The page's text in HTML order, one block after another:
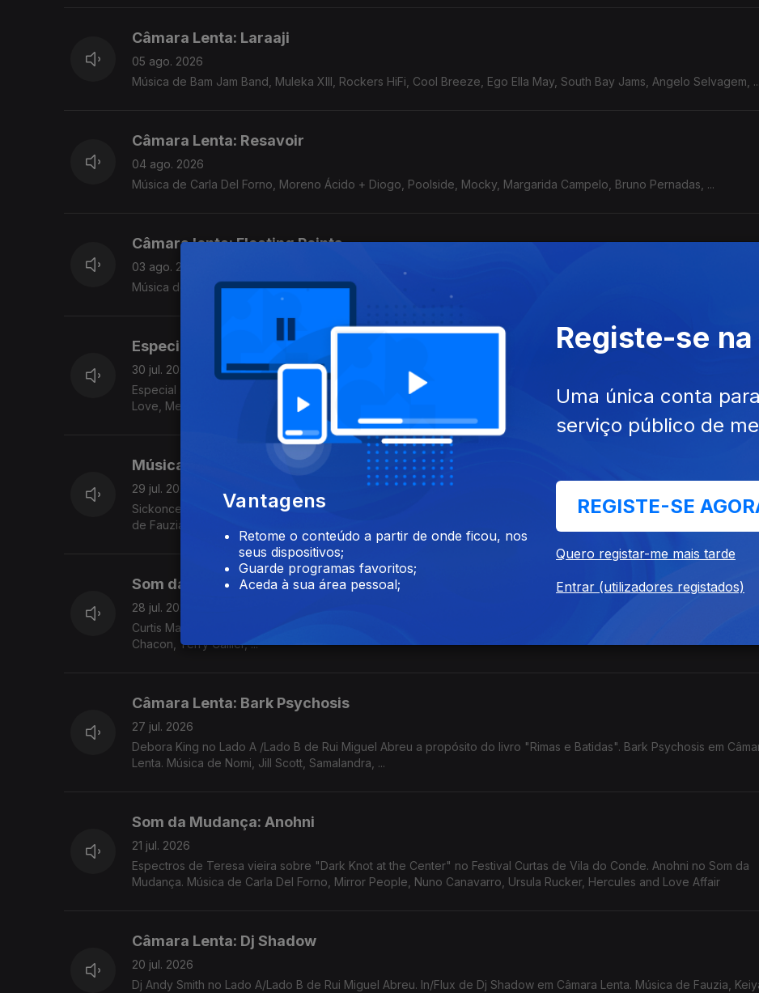
Câmara Lenta: Laraaji
05 ago. 2026
Música de Bam Jam Band, Muleka XIII, Rockers HiFi, Cool Breeze, Ego Ella May, South Bay Jams, Angelo Selvagem,
Câmara Lenta: Resavoir
04 ago. 2026
Música de Carla Del Forno, Moreno Ácido + Diogo, Poolside, Mocky, Margarida Campelo, Bruno Pernadas, ...
Câmara lenta: Floating Points
03 ago. 2026
Música de Blue Iverson, Daxuva, Rocky Marsiano, Roma Vjazemsky, Eddie Chacon, Império Pacífico, Gala Drop, ...
Especial Shoegaze
30 jul. 2026
Especial shoegaze com música de My Bloody Valentine, Slowdive, Seefeel, Spiritualized, Lush, Galaxie 500, House of
Love, Mercury Rev, Cocteau Twins, Beach House, Tokyo Shoegazer
Música Que Não Passa ... : Matmos
29 jul. 2026
Sickonce no Lado A/Lado B de Rui Miguel Abreu. Matmos como exemplo de Música Que Não Passa Na Radio.
de Fauzia, Tara Clerkin Trio, Bruno Pernadas, Sr Dubong, Lana Gasparotti, Redoma ...
Som da Mudança: Curtis Mayfield/Future Shock
28 jul. 2026
Curtis Mayfield no Som da Mudança. Música de Local Artist, Sade, Break SL, Gaztween, John Carroll Kirby, Eddie
Chacon, Terry Callier, ...
Câmara Lenta: Bark Psychosis
27 jul. 2026
Debora King no Lado A /Lado B de Rui Miguel Abreu a propósito do livro "Rimas e Batidas". Bark Psychosis em
Lenta. Música de Nomi, Jill Scott, Samalandra, ...
Som da Mudança: Anohni
21 jul. 2026
Espectros de Teresa vieira sobre "Dark Knot at the Center" no Festival Curtas de Vila do Conde. Anohni no Som da
Mudança. Música de Carla Del Forno, Mirror People, Nuno Canavarro, Ursula Rucker, Hercules and Love Affair
Câmara Lenta: Dj Shadow
20 jul. 2026
Dj Andy Smith no Lado A/Lado B de Rui Miguel Abreu. In/Flux de Dj Shadow em Câmara Lenta. Música de Fauzia,
Vantagens
Retome o conteúdo a partir de onde ficou, nos
seus dispositivos;
Guarde programas favoritos;
Aceda à sua área pessoal;
Registe-se na
Uma única conta
serviço público de
REGISTE-SE
Quero registar-me mais tarde
Entrar (utilizadores registados)